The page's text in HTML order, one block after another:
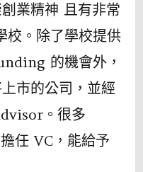
業精神 且有非常
。除了學校提供
的機會外，
市的公司，並經
。很多
任 VC，能給予